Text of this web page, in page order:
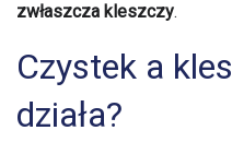
zwłaszcza kleszczy.
Czystek a
działa?